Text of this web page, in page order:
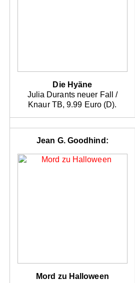
Die Hyäne
Julia Durants neuer Fall /
Knaur TB, 9.99 Euro (D).
Jean G. Goodhind:
Mord zu Halloween